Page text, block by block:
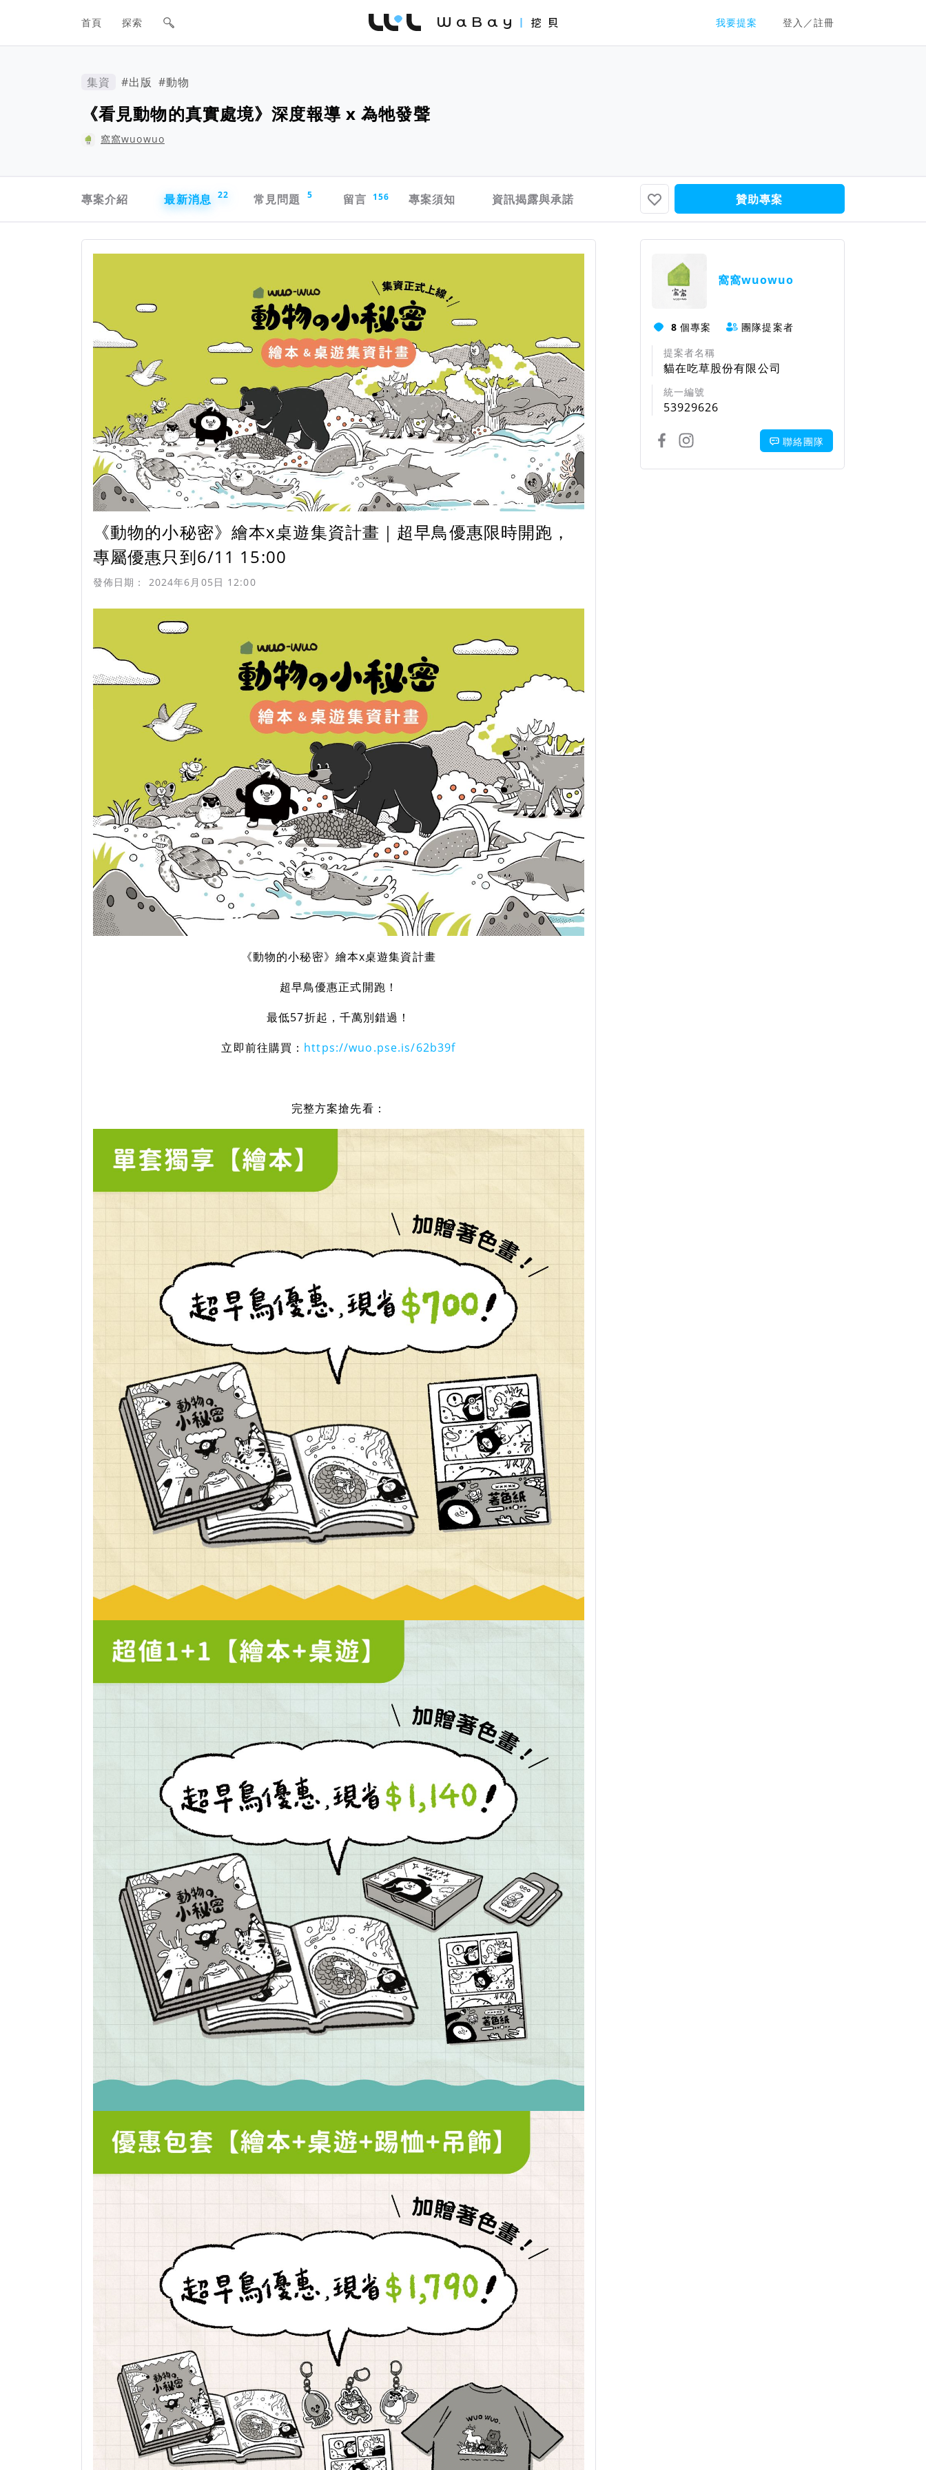
網站主要導航欄
首頁 探索 我要提案 登入／註冊
WaBay 挖貝 | 台灣最值得信賴的群眾集資 / 群眾募資平台
集資 #出版 #動物
《看見動物的真實處境》深度報導 x 為牠發聲
窩窩wuowuo
專案介紹
最新消息 22 常見問題 5 留言 156 專案須知 資訊揭露與承諾 贊助專案
《動物的小秘密》繪本x桌遊集資計畫｜超早鳥優惠限時開跑，
專屬優惠只到6/11 15:00
發佈日期： 2024年6月05日 12:00
《動物的小秘密》繪本x桌遊集資計畫
超早鳥優惠正式開跑！
最低57折起，千萬別錯過！
立即前往購買： https://wuo.pse.is/62b39f
‍完整方案搶先看：
窩窩wuowuo
8 個專案
團隊提案者
提案者名稱
貓在吃草股份有限公司
統一編號
53929626
聯絡團隊